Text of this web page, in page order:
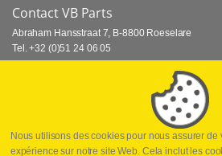
Contact VB Parts
Abraham Hansstraat 7, B-8800 Roeselare
Tel. +32 (0)51 24 06 05
⏳ Dernier mois de
Promotion Webtec Equipements De
Nous utilisons des cookies pour nous assurer de
expérience sur notre site Web. Cela inclut les